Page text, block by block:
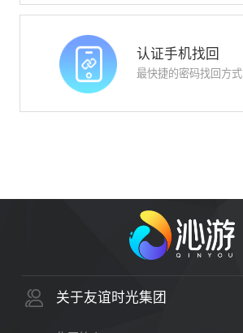
认证手机找回
最快捷的密码找回方式
关于友谊时光集团